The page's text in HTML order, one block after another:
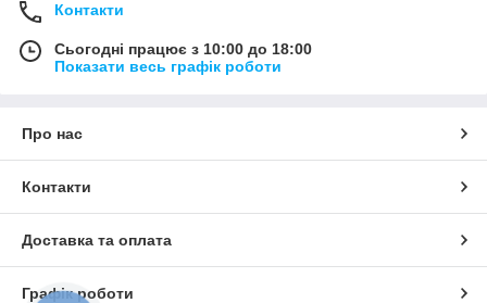
Контакти
Сьогодні працює з 10:00 до 18:00
Показати весь графік роботи
Про нас
Контакти
Доставка та оплата
Графік роботи